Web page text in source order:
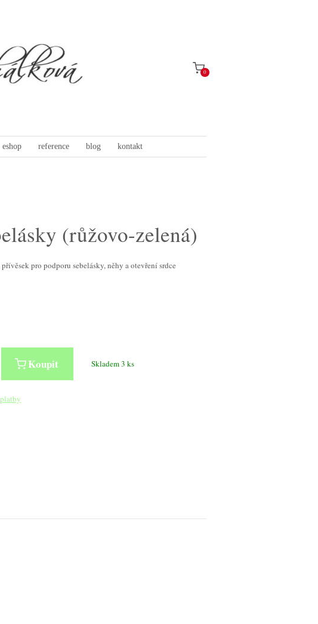
0
eshop reference blog kontakt
(růžovo-zelená)
pro podporu sebelásky, něhy a otevření srdce
Koupit Skladem 3 ks